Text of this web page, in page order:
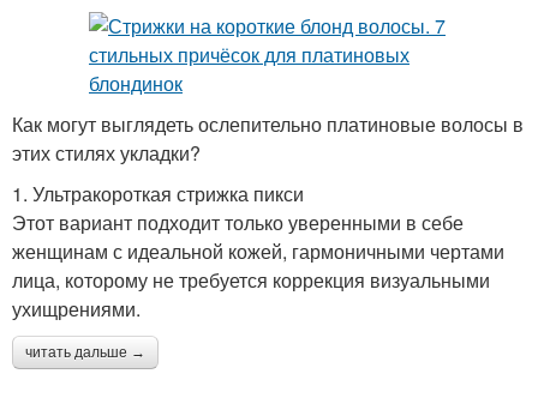
Как могут выглядеть ослепительно платиновые волосы в
этих стилях укладки?
1. Ультракороткая стрижка пикси
Этот вариант подходит только уверенными в себе
женщинам с идеальной кожей, гармоничными чертами
лица, которому не требуется коррекция визуальными
ухищрениями.
читать дальше →